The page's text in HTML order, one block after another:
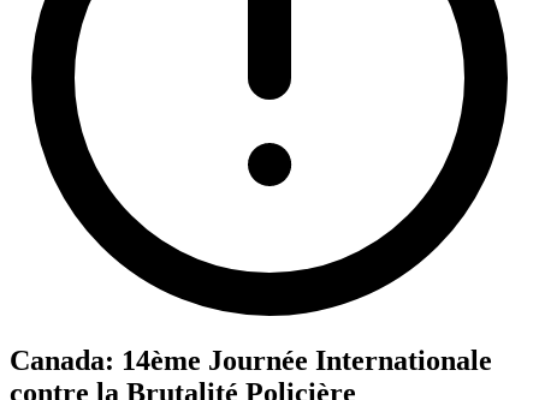
Canada: 14ème Journée Internationale
contre la Brutalité Policière